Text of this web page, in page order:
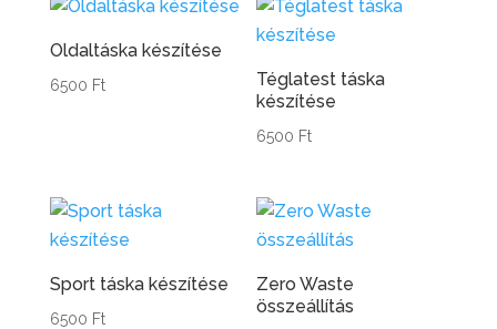
Oldaltáska készítése
6500 Ft
Téglatest táska
készítése
6500 Ft
Sport táska készítése
6500 Ft
Zero Waste
összeállítás